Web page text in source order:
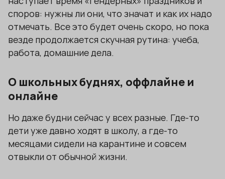
споров: нужны ли они, что значат и как их надо
отмечать. Все это будет очень скоро, но пока
везде продолжается скучная рутина: учеба,
работа, домашние дела.
О школьных буднях, оффлайне и
онлайне
Но даже будни сейчас у всех разные. Где-то
дети уже давно ходят в школу, а где-то
месяцами сидели на карантине и совсем
отвыкли от обычной жизни.